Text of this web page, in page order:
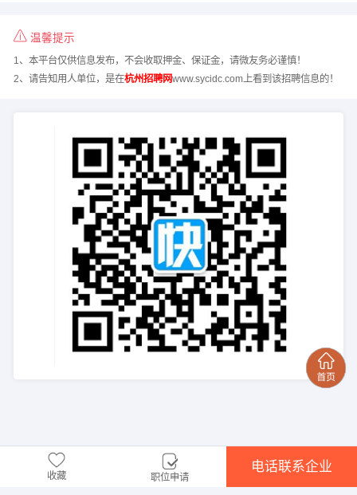
温馨提示
1、本平台仅供信息发布，不会收取押金、保证金，请微友务必谨慎！
2、请告知用人单位，是在杭州招聘网www.sycidc.com上看到该招聘信息的！
收藏 职位申请
电话联系企业